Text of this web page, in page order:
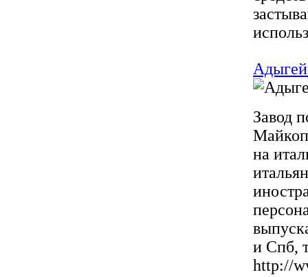
Завод
на
и Спб,
http://